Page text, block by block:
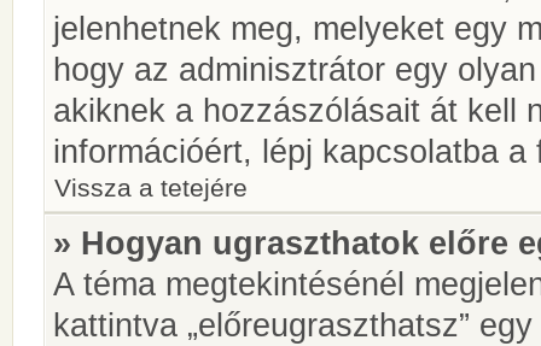
jelenhetnek meg, melyeket egy
hogy az adminisztrátor egy
akiknek a hozzászólásait át kell
információért, lépj kapcsolatba
Vissza a tetejére
» Hogyan ugraszthatok előre
A téma megtekintésénél
kattintva „előreugraszthatsz”